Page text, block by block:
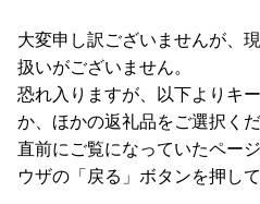
大変申し訳ございませんが、
扱いがございません。
恐れ入りますが、以下よりキ
か、ほかの返礼品をご選択くだ
直前にご覧になっていたペー
ウザの「戻る」ボタンを押して